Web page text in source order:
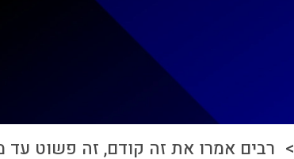
> רבים אמרו את זה קודם, זה פשוט עד